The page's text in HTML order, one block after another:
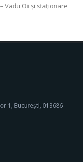
Vadu Oii şi staţionare
1, București, 013686